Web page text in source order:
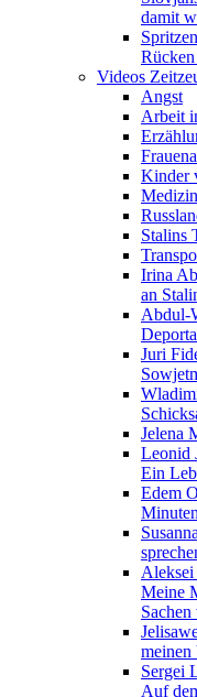
damit
Videos
Angst
Arbeit
Kinder
Medizin
Stalins
Irina
an
Abdul-
Juri
Jelena
Leonid
Ein
Edem
Meine
meinen
Sergei
Auf